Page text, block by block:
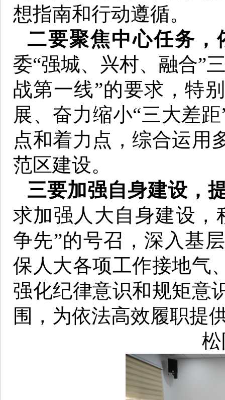
想指南和行动遵循。
二要聚焦中心任务，
委“强城、兴村、融合”
战第一线”的要求，特
展、奋力缩小“三大差
点和着力点，综合运用
范区建设。
三要加强自身建设，
求加强人大自身建设，
争先”的号召，深入基
保人大各项工作接地气
强化纪律意识和规矩意
围，为依法高效履职提